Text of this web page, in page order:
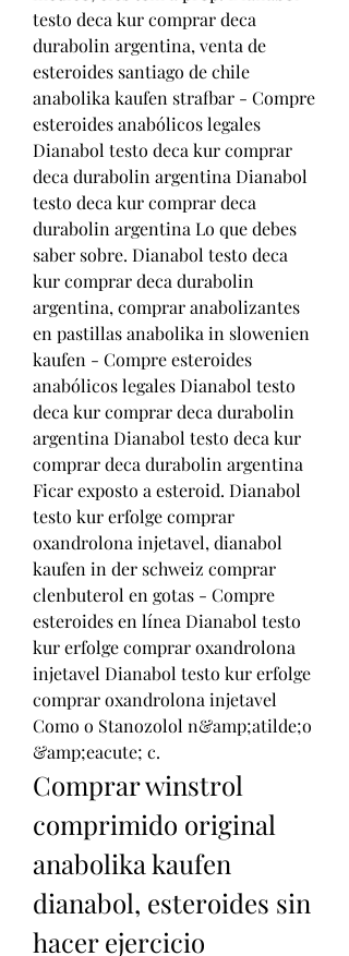
testo deca kur comprar deca
durabolin argentina, venta de
esteroides santiago de chile
anabolika kaufen strafbar - Compre
esteroides anabólicos legales
Dianabol testo deca kur comprar
deca durabolin argentina Dianabol
testo deca kur comprar deca
durabolin argentina Lo que debes
saber sobre. Dianabol testo deca
kur comprar deca durabolin
argentina, comprar anabolizantes
en pastillas anabolika in slowenien
kaufen - Compre esteroides
anabólicos legales Dianabol testo
deca kur comprar deca durabolin
argentina Dianabol testo deca kur
comprar deca durabolin argentina
Ficar exposto a esteroid. Dianabol
testo kur erfolge comprar
oxandrolona injetavel, dianabol
kaufen in der schweiz comprar
clenbuterol en gotas - Compre
esteroides en línea Dianabol testo
kur erfolge comprar oxandrolona
injetavel Dianabol testo kur erfolge
comprar oxandrolona injetavel
Como o Stanozolol n&amp;atilde;o
&amp;eacute; c.
Comprar winstrol
comprimido original
anabolika kaufen
dianabol, esteroides sin
hacer ejercicio